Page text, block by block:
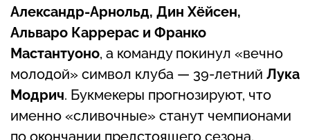
Александр-Арнольд, Дин Хёйсен,
Альваро Каррерас и Франко
Мастантуоно, а команду покинул «вечно
молодой» символ клуба — 39-летний Лука
Модрич. Букмекеры прогнозируют, что
именно «сливочные» станут чемпионами
по окончании предстоящего сезона.